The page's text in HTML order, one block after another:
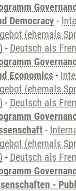
Democracy -
(ehemals
- Deutsch als
Economics -
(ehemals
- Deutsch als
-
(ehemals
- Deutsch als
-